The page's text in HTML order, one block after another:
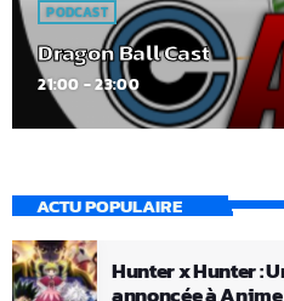
PODCAST
Dragon Ball Cast
21:00 - 23:00
ACTU POPULAIRE
Hunter x Hunter :
annoncée à